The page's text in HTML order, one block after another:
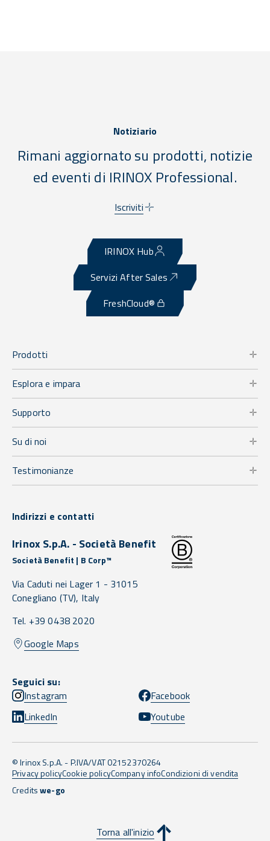
Notiziario
Rimani aggiornato su prodotti, notizie
ed eventi di IRINOX Professional.
Iscriviti
IRINOX Hub
Servizi After Sales
FreshCloud®
Prodotti
Esplora e impara
Supporto
Su di noi
Testimonianze
Indirizzi e contatti
Irinox S.p.A. - Società Benefit
Società Benefit | B Corp™
Via Caduti nei Lager 1 - 31015
Conegliano (TV), Italy
Tel. +39 0438 2020
Google Maps
Seguici su:
Instagram
Facebook
LinkedIn
Youtube
© Irinox S.p.A. - P.IVA/VAT 02152370264
Privacy policyCookie policyCompany infoCondizioni di vendita
Creditswe-go
Torna all'inizio